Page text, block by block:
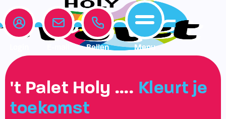
Home
Onze school
Onze school
Medezeggenschapsraad
Leerlingenzorg
Interne begeleiding
Actueel
Vakanties en vrije dagen
Bellen Menu
't Palet Holy …. Kleurt je
toekomst